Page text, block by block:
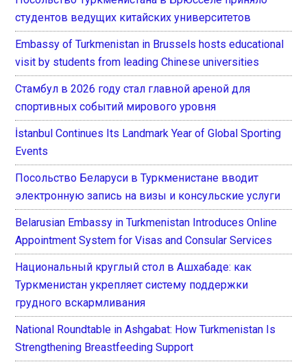
студентов ведущих китайских университетов
Embassy of Turkmenistan in Brussels hosts educational
visit by students from leading Chinese universities
Стамбул в 2026 году стал главной ареной для
спортивных событий мирового уровня
İstanbul Continues Its Landmark Year of Global Sporting
Events
Посольство Беларуси в Туркменистане вводит
электронную запись на визы и консульские услуги
Belarusian Embassy in Turkmenistan Introduces Online
Appointment System for Visas and Consular Services
Национальный круглый стол в Ашхабаде: как
Туркменистан укрепляет систему поддержки
грудного вскармливания
National Roundtable in Ashgabat: How Turkmenistan Is
Strengthening Breastfeeding Support